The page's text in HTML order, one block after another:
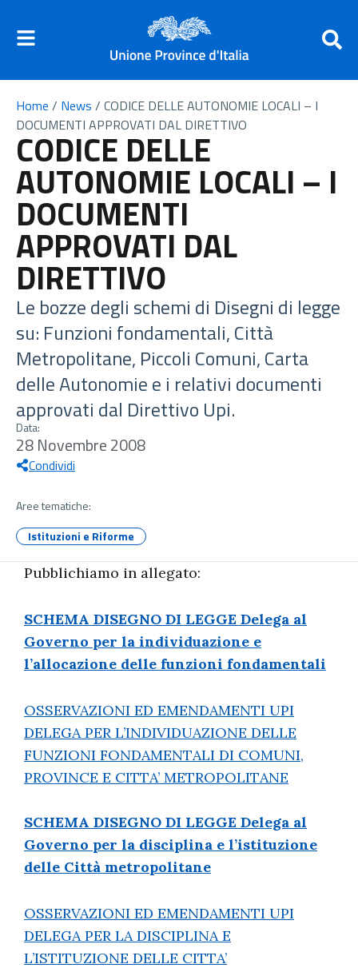
Home / News / CODICE DELLE AUTONOMIE LOCALI – I
DOCUMENTI APPROVATI DAL DIRETTIVO
CODICE DELLE
AUTONOMIE LOCALI – I
DOCUMENTI
APPROVATI DAL
DIRETTIVO
Le bozze degli schemi di Disegni di legge
su: Funzioni fondamentali, Città
Metropolitane, Piccoli Comuni, Carta
delle Autonomie e i relativi documenti
approvati dal Direttivo Upi.
Data:
28 Novembre 2008
Condividi
Aree tematiche:
Istituzioni e Riforme
Pubblichiamo in allegato:
SCHEMA DISEGNO DI LEGGE Delega al
Governo per la individuazione e
l’allocazione delle funzioni fondamentali
OSSERVAZIONI ED EMENDAMENTI UPI
DELEGA PER L’INDIVIDUAZIONE DELLE
FUNZIONI FONDAMENTALI DI COMUNI,
PROVINCE E CITTA’ METROPOLITANE
SCHEMA DISEGNO DI LEGGE Delega al
Governo per la disciplina e l’istituzione
delle Città metropolitane
OSSERVAZIONI ED EMENDAMENTI UPI
DELEGA PER LA DISCIPLINA E
L’ISTITUZIONE DELLE CITTA’